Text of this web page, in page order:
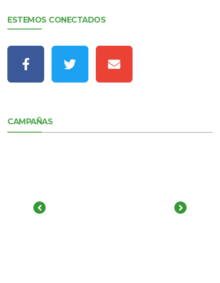
ESTEMOS CONECTADOS
CAMPAÑAS